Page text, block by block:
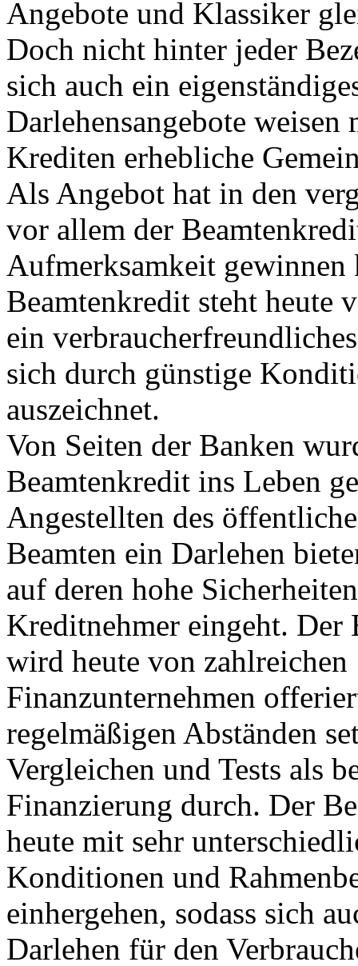
Angebote und Klassiker
Doch nicht hinter jeder
sich auch ein
Darlehensangebote weisen
Krediten erhebliche
Als Angebot hat in den
vor allem der
Aufmerksamkeit gewinnen
Beamtenkredit steht heute
ein
sich durch günstige
auszeichnet.
Von Seiten der Banken
Beamtenkredit ins Leben
Angestellten des
Beamten ein Darlehen
auf deren hohe
Kreditnehmer eingeht. Der
wird heute von zahlreichen
Finanzunternehmen
regelmäßigen Abständen
Vergleichen und Tests als
Finanzierung durch. Der
heute mit sehr
Konditionen und
einhergehen, sodass sich
Darlehen für den